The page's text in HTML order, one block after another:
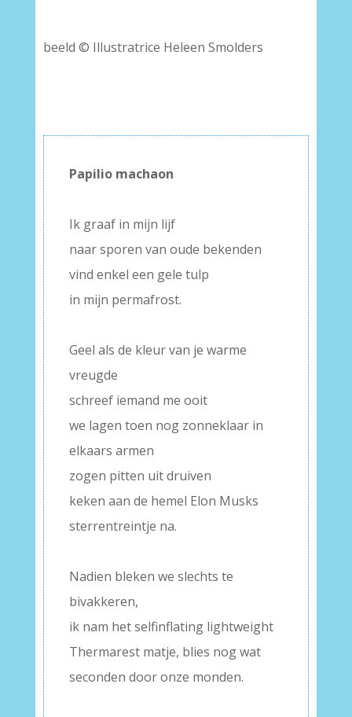
beeld © Illustratrice Heleen Smolders
Papilio machaon
Ik graaf in mijn lijf
naar sporen van oude bekenden
vind enkel een gele tulp
in mijn permafrost.
Geel als de kleur van je warme
vreugde
schreef iemand me ooit
we lagen toen nog zonneklaar in
elkaars armen
zogen pitten uit druiven
keken aan de hemel Elon Musks
sterrentreintje na.
Nadien bleken we slechts te
bivakkeren,
ik nam het selfinflating lightweight
Thermarest matje, blies nog wat
seconden door onze monden.